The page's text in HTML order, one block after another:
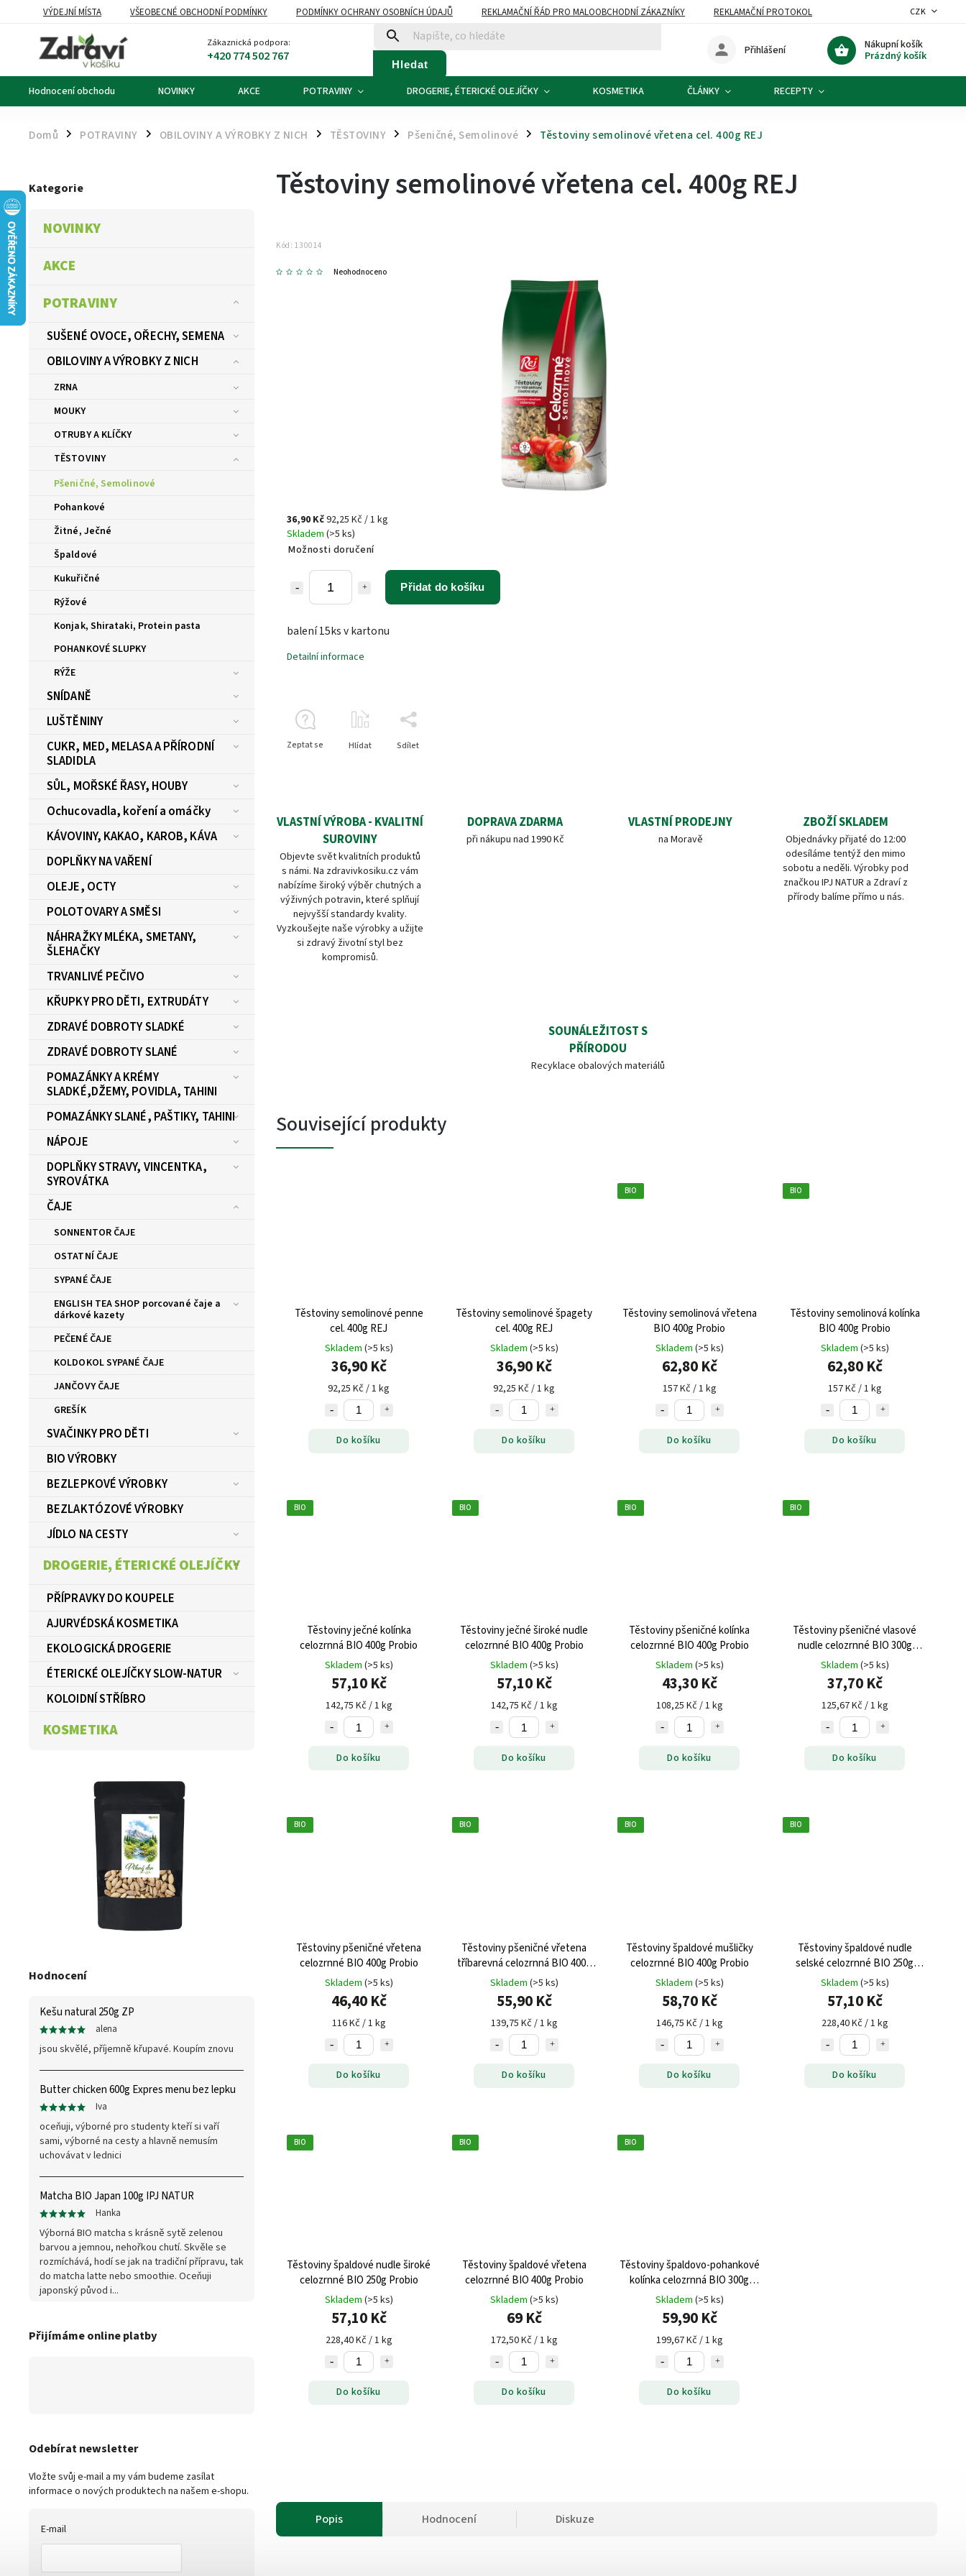
VÝDEJNÍ MÍSTA VŠEOBECNÉ OBCHODNÍ PODMÍNKY PODMÍNKY OCHRANY OSOBNÍCH ÚDAJŮ REKLAMAČNÍ ŘÁD PRO MALOOBCHODNÍ ZÁKAZNÍKY
REKLAMAČNÍ PROTOKOL
OZNÁMENÍ O ODSTOUPENÍ OD KUPNÍ SMLOUVY
KONTAKTY
CZK
Zákaznická podpora:
+420 774 502 767 Hledat
Nákupní košík
Prázdný košík
Přihlášení
Hodnocení obchodu NOVINKY AKCE POTRAVINY DROGERIE, ÉTERICKÉ OLEJÍČKY KOSMETIKA ČLÁNKY RECEPTY
Domů / POTRAVINY / OBILOVINY A VÝROBKY Z NICH / TĚSTOVINY / Pšeničné, Semolinové / Těstoviny semolinové vřetena cel. 400g REJ
Kategorie
NOVINKY
AKCE
POTRAVINY
SUŠENÉ OVOCE, OŘECHY, SEMENA
OBILOVINY A VÝROBKY Z NICH
ZRNA
MOUKY
OTRUBY A KLÍČKY
TĚSTOVINY
Pšeničné, Semolinové
Pohankové
Žitné, Ječné
Špaldové
Kukuřičné
Rýžové
Konjak, Shirataki, Protein pasta
POHANKOVÉ SLUPKY
RÝŽE
SNÍDANĚ
LUŠTĚNINY
CUKR, MED, MELASA A PŘÍRODNÍ
SLADIDLA
SŮL, MOŘSKÉ ŘASY, HOUBY
Ochucovadla, koření a omáčky
KÁVOVINY, KAKAO, KAROB, KÁVA
DOPLŇKY NA VAŘENÍ
OLEJE, OCTY
POLOTOVARY A SMĚSI
NÁHRAŽKY MLÉKA, SMETANY,
ŠLEHAČKY
TRVANLIVÉ PEČIVO
KŘUPKY PRO DĚTI, EXTRUDÁTY
ZDRAVÉ DOBROTY SLADKÉ
ZDRAVÉ DOBROTY SLANÉ
POMAZÁNKY A KRÉMY
SLADKÉ,DŽEMY, POVIDLA, TAHINI
POMAZÁNKY SLANÉ, PAŠTIKY, TAHINI
NÁPOJE
DOPLŇKY STRAVY, VINCENTKA,
SYROVÁTKA
ČAJE
SONNENTOR ČAJE
OSTATNÍ ČAJE
SYPANÉ ČAJE
ENGLISH TEA SHOP porcované čaje a
dárkové kazety
PEČENÉ ČAJE
KOLDOKOL SYPANÉ ČAJE
JANČOVY ČAJE
GREŠÍK
SVAČINKY PRO DĚTI
BIO VÝROBKY
BEZLEPKOVÉ VÝROBKY
BEZLAKTÓZOVÉ VÝROBKY
JÍDLO NA CESTY
DROGERIE, ÉTERICKÉ OLEJÍČKY
PŘÍPRAVKY DO KOUPELE
AJURVÉDSKÁ KOSMETIKA
EKOLOGICKÁ DROGERIE
ÉTERICKÉ OLEJÍČKY SLOW-NATUR
KOLOIDNÍ STŘÍBRO
KOSMETIKA
Hodnocení
Kešu natural 250g ZP
alena
jsou skvělé, příjemně křupavé. Koupím znovu
Butter chicken 600g Expres menu bez lepku
Iva
oceňuji, výborné pro studenty kteří si vaří
sami, výborné na cesty a hlavně nemusím
uchovávat v lednici
Matcha BIO Japan 100g IPJ NATUR
Hanka
Výborná BIO matcha s krásně sytě zelenou
barvou a jemnou, nehořkou chutí. Skvěle se
rozmíchává, hodí se jak na tradiční přípravu, tak
do matcha latte nebo smoothie. Oceňuji
japonský původ i...
Přijímáme online platby
Odebírat newsletter
Vložte svůj e-mail a my vám budeme zasílat
informace o nových produktech na našem e-shopu.
E-mail
Těstoviny semolinové vřetena cel. 400g REJ
Kód: 130014
Neohodnoceno
36,90 Kč92,25 Kč / 1 kg
Skladem (>5 ks)
Možnosti doručení
Přidat do košíku
balení 15ks v kartonu
Detailní informace
Zeptat se Hlídat Sdílet
VLASTNÍ VÝROBA - KVALITNÍ
SUROVINY
Objevte svět kvalitních produktů
s námi. Na zdravivkosiku.cz vám
nabízíme široký výběr chutných a
výživných potravin, které splňují
nejvyšší standardy kvality.
Vyzkoušejte naše výrobky a užijte
si zdravý životní styl bez
kompromisů.
DOPRAVA ZDARMA
při nákupu nad 1990 Kč
VLASTNÍ PRODEJNY
na Moravě
ZBOŽÍ SKLADEM
Objednávky přijaté do 12:00
odesíláme tentýž den mimo
sobotu a neděli. Výrobky pod
značkou IPJ NATUR a Zdraví z
přírody balíme přímo u nás.
SOUNÁLEŽITOST S
PŘÍRODOU
Recyklace obalových materiálů
Související produkty
Těstoviny semolinové penne
cel. 400g REJ
Skladem (>5 ks)
36,90 Kč
92,25 Kč / 1 kg
Do košíku
Těstoviny semolinové špagety
cel. 400g REJ
Skladem (>5 ks)
36,90 Kč
92,25 Kč / 1 kg
Do košíku
BIO
Těstoviny semolinová vřetena
BIO 400g Probio
Skladem (>5 ks)
62,80 Kč
157 Kč / 1 kg
Do košíku
BIO
Těstoviny semolinová kolínka
BIO 400g Probio
Skladem (>5 ks)
62,80 Kč
157 Kč / 1 kg
Do košíku
BIO
Těstoviny ječné kolínka
celozrnná BIO 400g Probio
Skladem (>5 ks)
57,10 Kč
142,75 Kč / 1 kg
Do košíku
BIO
Těstoviny ječné široké nudle
celozrnné BIO 400g Probio
Skladem (>5 ks)
57,10 Kč
142,75 Kč / 1 kg
Do košíku
BIO
Těstoviny pšeničné kolínka
celozrnné BIO 400g Probio
Skladem (>5 ks)
43,30 Kč
108,25 Kč / 1 kg
Do košíku
BIO
Těstoviny pšeničné vlasové
nudle celozrnné BIO 300g
Probio
Skladem (>5 ks)
37,70 Kč
125,67 Kč / 1 kg
Do košíku
BIO
Těstoviny pšeničné vřetena
celozrnné BIO 400g Probio
Skladem (>5 ks)
46,40 Kč
116 Kč / 1 kg
Do košíku
BIO
Těstoviny pšeničné vřetena
tříbarevná celozrnná BIO 400g
Probio
Skladem (>5 ks)
55,90 Kč
139,75 Kč / 1 kg
Do košíku
BIO
Těstoviny špaldové mušličky
celozrnné BIO 400g Probio
Skladem (>5 ks)
58,70 Kč
146,75 Kč / 1 kg
Do košíku
BIO
Těstoviny špaldové nudle
selské celozrnné BIO 250g
Probio
Skladem (>5 ks)
57,10 Kč
228,40 Kč / 1 kg
Do košíku
BIO
Těstoviny špaldové nudle široké
celozrnné BIO 250g Probio
Skladem (>5 ks)
57,10 Kč
228,40 Kč / 1 kg
Do košíku
BIO
Těstoviny špaldové vřetena
celozrnné BIO 400g Probio
Skladem (>5 ks)
69 Kč
172,50 Kč / 1 kg
Do košíku
BIO
Těstoviny špaldovo-pohankové
kolínka celozrnná BIO 300g
Probio
Skladem (>5 ks)
59,90 Kč
199,67 Kč / 1 kg
Do košíku
Popis Hodnocení Diskuze